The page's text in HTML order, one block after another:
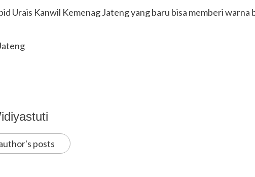
Urais Kanwil Kemenag Jateng yang baru bisa memberi
posts